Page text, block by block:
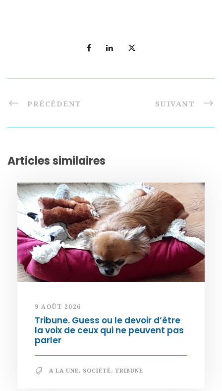
PRÉCÉDENT SUIVANT
Articles similaires
9 AOÛT 2026
Tribune. Guess ou le devoir d’être
la voix de ceux qui ne peuvent pas
parler
A LA UNE, SOCIÉTÉ, TRIBUNE